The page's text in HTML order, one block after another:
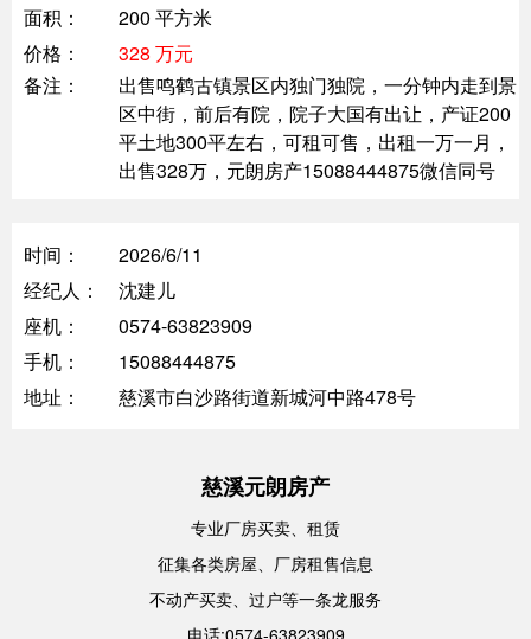
面积：
200 平方米
价格：
328 万元
备注：
出售鸣鹤古镇景区内独门独院，一分钟内走到景
区中街，前后有院，院子大国有出让，产证200
平土地300平左右，可租可售，出租一万一月，
出售328万，元朗房产15088444875微信同号
时间：
2026/6/11
经纪人：
沈建儿
座机：
0574-63823909
手机：
15088444875
地址：
慈溪市白沙路街道新城河中路478号
慈溪元朗房产
专业厂房买卖、租赁
征集各类房屋、厂房租售信息
不动产买卖、过户等一条龙服务
电话:0574-63823909